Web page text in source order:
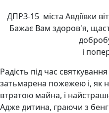
ДПРЗ-15 міста Авдіївки
Бажає Вам здоров'я,
і
Радість під час
затьмарена пожежею і, як
втратою майна, і
Адже дитина, граючи з